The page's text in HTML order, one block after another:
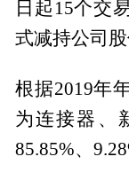
日起15个交
式减持公司
根据2019年
为连接器、
85.85%、